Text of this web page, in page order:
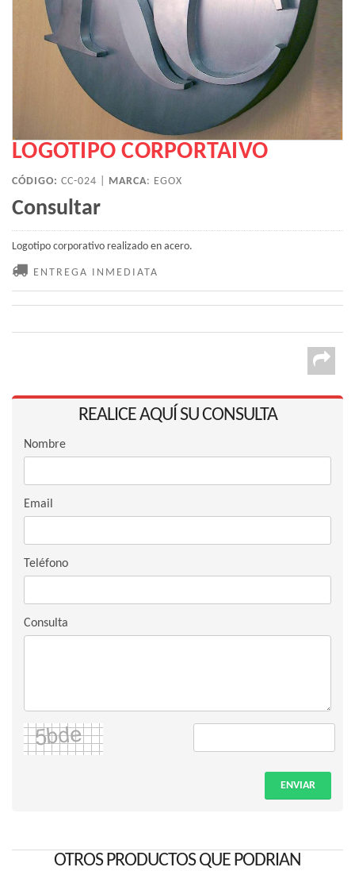
LOGOTIPO CORPORTAIVO
CÓDIGO: CC-024 | MARCA: EGOX
Consultar
Logotipo corporativo realizado en acero.
ENTREGA INMEDIATA
REALICE AQUÍ SU CONSULTA
Nombre
Email
Teléfono
Consulta
ENVIAR
OTROS PRODUCTOS QUE PODRIAN